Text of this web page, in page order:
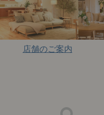
店舗のご案内